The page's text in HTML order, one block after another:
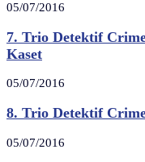
05/07/2016
7. Trio Detektif
Kaset
05/07/2016
8. Trio Detektif
05/07/2016